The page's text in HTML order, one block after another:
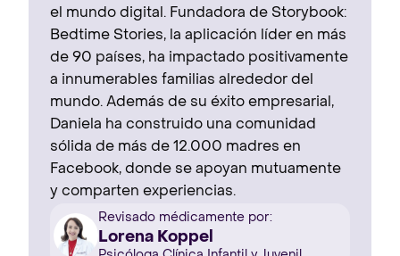
el mundo digital. Fundadora de Storybook:
Bedtime Stories, la aplicación líder en más
de 90 países, ha impactado positivamente
a innumerables familias alrededor del
mundo. Además de su éxito empresarial,
Daniela ha construido una comunidad
sólida de más de 12.000 madres en
Facebook, donde se apoyan mutuamente
y comparten experiencias.
Revisado médicamente por:
Lorena Koppel